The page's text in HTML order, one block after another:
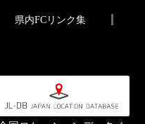
県内FCリンク集